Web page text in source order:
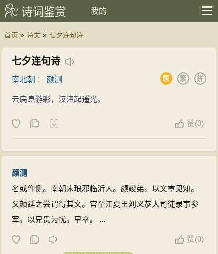
诗词鉴赏 我的
首页 » 诗文 » 七夕连句诗
七夕连句诗
南北朝 ： 颜测 拼
繁
原
云扃息游彩，汉渚起遥光。
赞(0)
颜测
名或作恻。南朝宋琅邪临沂人。颜竣弟。以文章见知。
父颜延之尝谓得其文。官至江夏王刘义恭大司徒录事参
军。以兄贵为忧。早卒。 ...
赞(0)